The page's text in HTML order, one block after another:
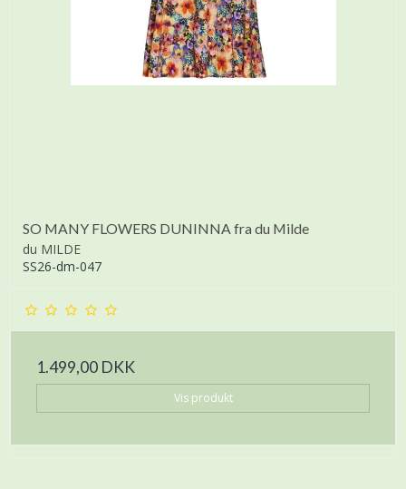
SO MANY FLOWERS DUNINNA fra du Milde
du MILDE
SS26-dm-047
1.499,00 DKK
Vis produkt